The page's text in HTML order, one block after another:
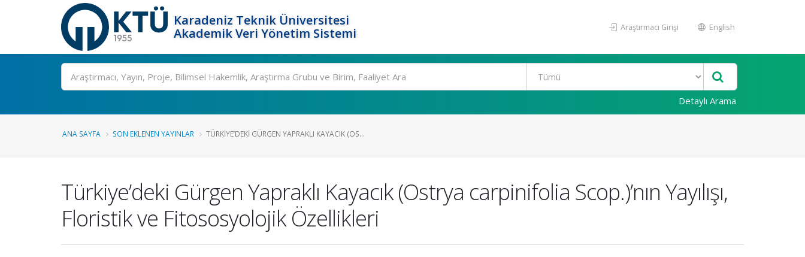
Karadeniz Teknik Üniversitesi
Akademik Veri Yönetim Sistemi
Araştırmacı Girişi English
Ara
Detaylı Arama
ANA SAYFA SON EKLENEN YAYINLAR TÜRKIYE’DEKI GÜRGEN YAPRAKLI KAYACIK (OS...
Türkiye’deki Gürgen Yapraklı Kayacık (Ostrya carpinifolia Scop.)’nın Yayılışı,
Floristik ve Fitososyolojik Özellikleri